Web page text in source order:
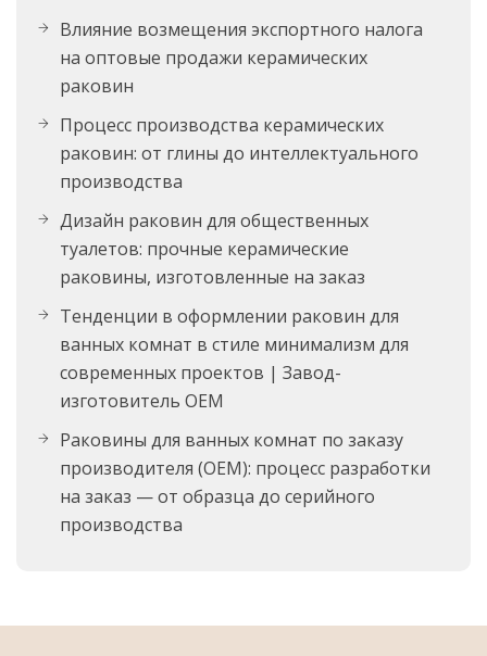
Влияние возмещения экспортного налога
на оптовые продажи керамических
раковин
Процесс производства керамических
раковин: от глины до интеллектуального
производства
Дизайн раковин для общественных
туалетов: прочные керамические
раковины, изготовленные на заказ
Тенденции в оформлении раковин для
ванных комнат в стиле минимализм для
современных проектов | Завод-
изготовитель OEM
Раковины для ванных комнат по заказу
производителя (OEM): процесс разработки
на заказ — от образца до серийного
производства